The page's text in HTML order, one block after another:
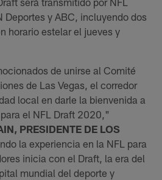
Deportes y ABC, incluyendo dos
horario estelar el jueves y
de unirse al Comité
de Las Vegas, el corredor
local en darle la bienvenida a
el NFL Draft 2020,"
PRESIDENTE DE LOS
la experiencia en la NFL para
inicia con el Draft, la era del
mundial del deporte y